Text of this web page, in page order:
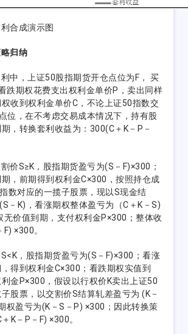
合成演示图
归纳
中，上证50股指期货开仓点位为F， 买
跌期权花费支出权利金单价P，卖出同样
收到权利金单价C，不论上证50指数交
位，在不考虑交易成本情况下，持有股
，转换套利收益为：300(C＋K－P－
价S≥K，股指期货盈亏为(S－F)×300；
，前期得到权利金C×300，按照持仓成
数对应的一揽子股票，现以S现金结
－K)，看涨期权整体盈亏为（C＋K－S)
无价值到期，支付权利金P×300；整体收
×300。
，股指期货盈亏为(S－F)×300；看涨
得到权利金C×300；看跌期权实值到
金P×300，假设以行权价K卖出上证50
股票，以交割价S结算轧差盈亏为 (K－
权盈亏为(K－S－P) ×300；因此转换策
K－P－F) ×300。